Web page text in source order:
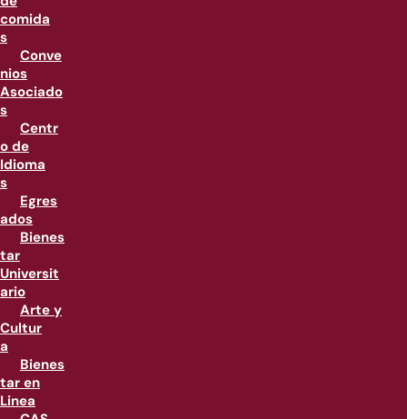
comida
s
Conve
nios
Asociado
s
Centr
o de
Idioma
s
Egres
ados
Bienes
tar
Universit
ario
Arte y
Cultur
a
Bienes
tar en
Linea